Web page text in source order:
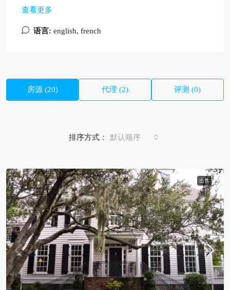
查看更多
语言: english, french
房源 (20) 代理 (2) 评测 (0)
排序方式： 默认顺序
出售